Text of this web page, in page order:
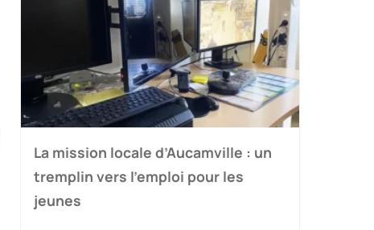
La mission locale d’Aucamville : un
tremplin vers l’emploi pour les
jeunes